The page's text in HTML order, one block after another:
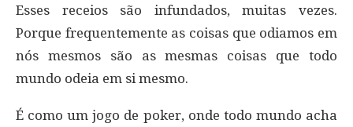
Esses receios são infundados, muitas vezes.
Porque frequentemente as coisas que odiamos em
nós mesmos são as mesmas coisas que todo
mundo odeia em si mesmo.
É como um jogo de poker, onde todo mundo acha